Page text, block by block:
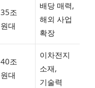
35조
원대
배당 매력,
해외 사업
확장
40조
원대
이차전지
소재,
기술력